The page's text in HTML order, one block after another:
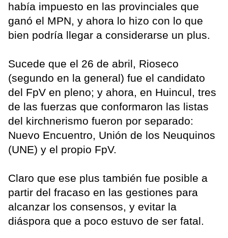
había impuesto en las provinciales que
ganó el MPN, y ahora lo hizo con lo que
bien podría llegar a considerarse un plus.
Sucede que el 26 de abril, Rioseco
(segundo en la general) fue el candidato
del FpV en pleno; y ahora, en Huincul, tres
de las fuerzas que conformaron las listas
del kirchnerismo fueron por separado:
Nuevo Encuentro, Unión de los Neuquinos
(UNE) y el propio FpV.
Claro que ese plus también fue posible a
partir del fracaso en las gestiones para
alcanzar los consensos, y evitar la
diáspora que a poco estuvo de ser fatal.